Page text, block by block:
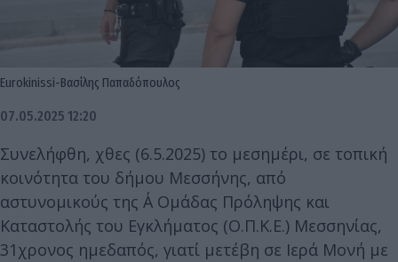
Eurokinissi-Βασίλης Παπαδόπουλος
07.05.2025 12:20
Συνελήφθη, χθες (6.5.2025) το μεσημέρι, σε τοπική
κοινότητα του δήμου Μεσσήνης, από
αστυνομικούς της Α΄ Ομάδας Πρόληψης και
Καταστολής του Εγκλήματος (Ο.Π.Κ.Ε.) Μεσσηνίας,
31χρονος ημεδαπός, γιατί μετέβη σε Ιερά Μονή με